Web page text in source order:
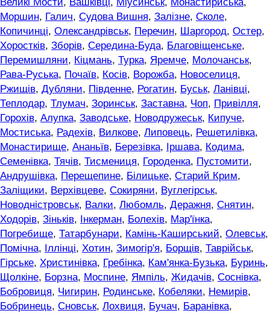
Великі Мости , Вашківці , Міусинськ, Монастириська,
Моршин, Галич, Судова Вишня, Залізне, Сколе,
Копичинці, Олександрівськ, Перечин, Шаргород, Остер,
Хоростків, Зборів, Середина-Буда, Благовіщенське,
Перемишляни, Кіцмань, Турка, Яремче, Молочанськ,
Рава-Руська, Почаїв, Косів, Ворожба, Новоселиця,
Ржищів, Дубляни, Південне, Рогатин, Буськ, Ланівці,
Теплодар, Тлумач, Зоринськ, Заставна, Чоп, Привілля,
Горохів, Алупка, Заводське, Новодружеськ, Кипуче,
Мостиська, Радехів, Вилкове, Липовець, Решетилівка,
Монастирище, Ананьїв, Березівка, Іршава, Кодима,
Семенівка, Тячів, Тисмениця, Городенка, Пустомити,
Андрушівка, Перещепине, Білицьке, Старий Крим,
Заліщики, Верхівцеве, Сокиряни, Вуглегірськ,
Новодністровськ, Валки, Любомль, Деражня, Снятин,
Ходорів, Зіньків, Інкерман, Болехів, Мар'їнка,
Погребище, Татарбунари, Камінь-Каширський, Олевськ,
Помічна, Іллінці, Хотин, Зимогір'я, Борщів, Таврійськ,
Гірське, Христинівка, Гребінка, Кам'янка-Бузька, Буринь,
Щолкіне, Борзна, Моспине, Ямпіль, Жидачів, Соснівка,
Бобровиця, Чигирин, Родинське, Кобеляки, Немирів,
Бобринець, Сновськ, Лохвиця, Бучач, Баранівка,